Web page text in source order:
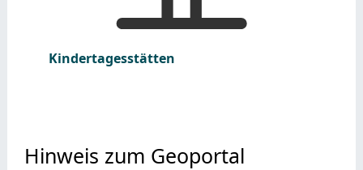
Kindertagesstätten
Hinweis zum Geoportal